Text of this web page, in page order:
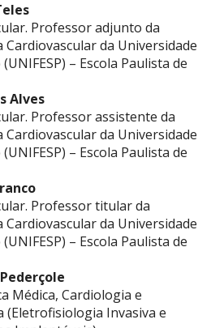
Professor adjunto da
da Universidade
– Escola Paulista de
Alves
Professor assistente da
da Universidade
– Escola Paulista de
Professor titular da
da Universidade
– Escola Paulista de
Médica, Cardiologia e
Invasiva e